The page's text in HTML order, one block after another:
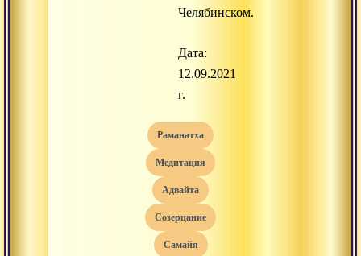
Челябинском.
Дата:
12.09.2021
г.
раманатха
медитация
адвайта
созерцание
самайя